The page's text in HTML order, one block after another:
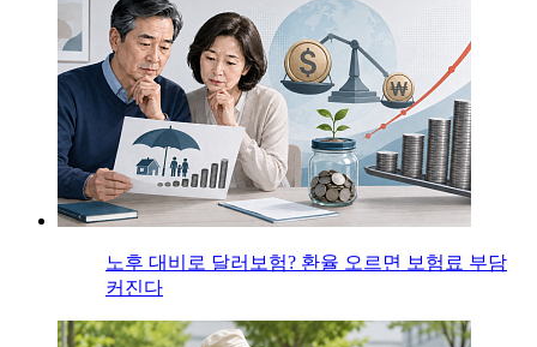
노후 대비로 달러보험? 환율 오르면 보험료 부담
커진다